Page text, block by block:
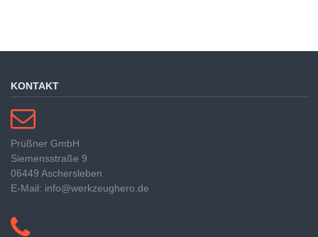
KONTAKT
Prüßner GmbH
Siemensstraße 9
06449 Aschersleben
E-Mail: info@werkzeughero.de